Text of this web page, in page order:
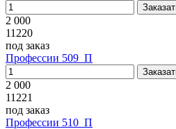
2 000
11220
под заказ
Профессии 509_П
2 000
11221
под заказ
Профессии 510_П